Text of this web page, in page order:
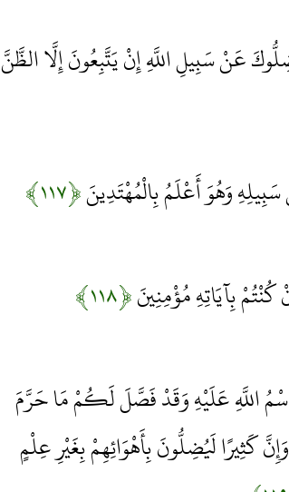
عَنْ سَبِيلِ اللَّهِ إِنْ يَتَّبِعُونَ إِلَّا الظَّنَّ
وَهُوَ أَعْلَمُ بِالْمُهْتَدِينَ﴿۱۱۷﴾
بِآيَاتِهِ مُؤْمِنِينَ﴿۱۱۸﴾
اللَّهِ عَلَيْهِ وَقَدْ فَصَّلَ لَكُمْ مَا حَرَّمَ
كَثِيرًا لَيُضِلُّونَ بِأَهْوَائِهِمْ بِغَيْرِ عِلْمٍ